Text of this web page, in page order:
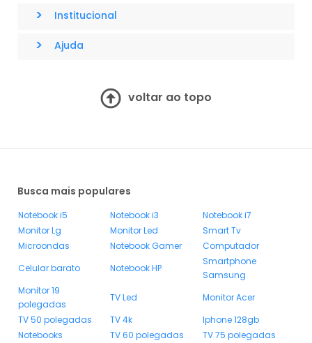
> Institucional
> Ajuda
voltar ao topo
Busca mais populares
Notebook i5 Notebook i3
Notebook i7
Monitor Lg
Monitor Led
Smart Tv
Microondas
Notebook Gamer
Computador
Celular barato
Notebook HP
Smartphone
Samsung
Monitor 19
polegadas
TV Led
Monitor Acer
TV 50 polegadas
TV 4k
Iphone 128gb
Notebooks
TV 60 polegadas
TV 75 polegadas